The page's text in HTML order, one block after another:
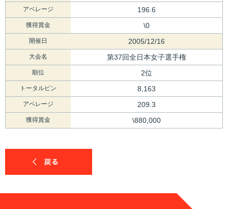
アベレージ 196.6
獲得賞金 \0
開催日 2005/12/16
大会名 第37回全日本女子選手権
順位 2位
トータルピン 8,163
アベレージ 209.3
獲得賞金 \880,000